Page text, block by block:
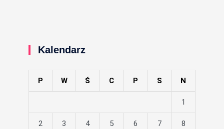
Kalendarz
P W Ś C P S N
1
2 3 4 5 6 7 8